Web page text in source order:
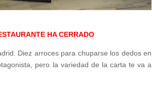
HA CERRADO
Diez arroces para chuparse los dedos en
pero la variedad de la carta te va a